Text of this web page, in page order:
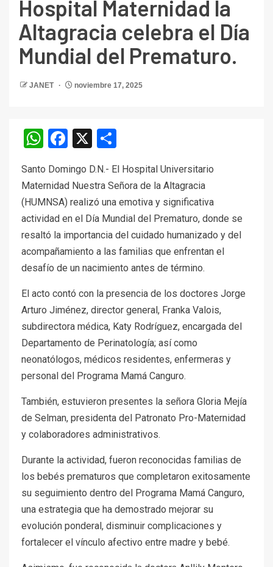
Hospital Maternidad la
Altagracia celebra el Día
Mundial del Prematuro.
JANET noviembre 17, 2025
WhatsApp
Facebook
X
Santo Domingo D.N.- El Hospital Universitario
Maternidad Nuestra Señora de la Altagracia
(HUMNSA) realizó una emotiva y significativa
actividad en el Día Mundial del Prematuro, donde se
resaltó la importancia del cuidado humanizado y del
acompañamiento a las familias que enfrentan el
desafío de un nacimiento antes de término.
El acto contó con la presencia de los doctores Jorge
Arturo Jiménez, director general, Franka Valois,
subdirectora médica, Katy Rodríguez, encargada del
Departamento de Perinatología; así como
neonatólogos, médicos residentes, enfermeras y
personal del Programa Mamá Canguro.
También, estuvieron presentes la señora Gloria Mejía
de Selman, presidenta del Patronato Pro-Maternidad
y colaboradores administrativos.
Durante la actividad, fueron reconocidas familias de
los bebés prematuros que completaron exitosamente
su seguimiento dentro del Programa Mamá Canguro,
una estrategia que ha demostrado mejorar su
evolución ponderal, disminuir complicaciones y
fortalecer el vínculo afectivo entre madre y bebé.